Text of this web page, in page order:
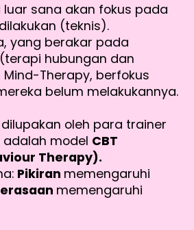
luar sana akan fokus pada
(teknis).
yang berakar pada
(terapi hubungan dan
Mind-Therapy, berfokus
belum melakukannya.
oleh para trainer
model CBT
Therapy).
Pikiran memengaruhi
memengaruhi